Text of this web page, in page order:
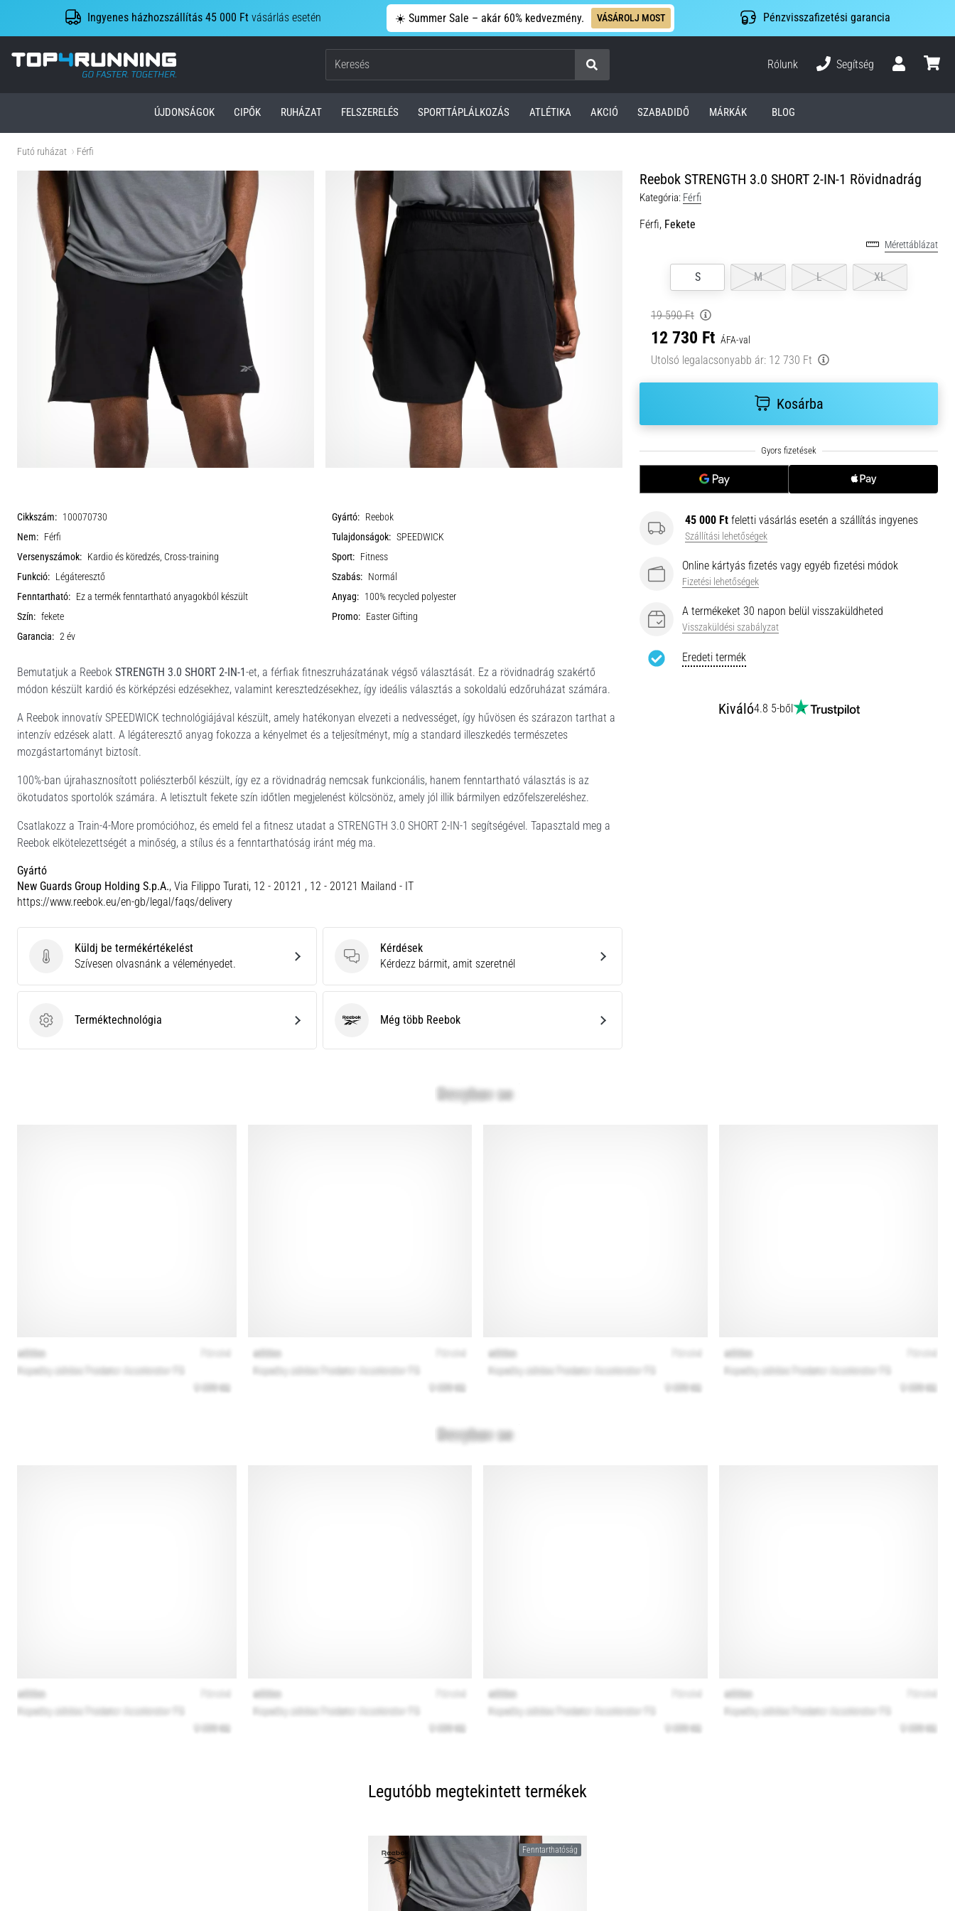
Ingyenes házhozszállítás 45 000 Ft vásárlás esetén ☀️ Summer Sale – akár 60% kedvezmény. VÁSÁROLJ MOST Pénzvisszafizetési garancia
Top4Running.hu
Keresés
Rólunk
Segítség
ÚJDONSÁGOK CIPŐK RUHÁZAT FELSZERELÉS SPORTTÁPLÁLKOZÁS ATLÉTIKA AKCIÓ SZABADIDŐ MÁRKÁK BLOG
Futó ruházat Férfi
Reebok STRENGTH 3.0 SHORT 2-IN-1 Rövidnadrág
Kategória: Férfi
Férfi, Fekete
Mérettáblázat
S M L XL
19 590 Ft
12 730 Ft ÁFA-val
Utolsó legalacsonyabb ár: 12 730 Ft
Kosárba
45 000 Ft feletti vásárlás esetén a szállítás ingyenes
Szállítási lehetőségek
Online kártyás fizetés vagy egyéb fizetési módok
Fizetési lehetőségek
A termékeket 30 napon belül visszaküldheted
Visszaküldési szabályzat
Eredeti termék
Kiváló4.8 5-ből
Cikkszám: 100070730 Gyártó: Reebok
Nem: Férfi Tulajdonságok: SPEEDWICK
Versenyszámok: Kardio és köredzés, Cross-training Sport: Fitness
Funkció: Légáteresztő Szabás: Normál
Fenntartható: Ez a termék fenntartható anyagokból készült Anyag: 100% recycled polyester
Szín: fekete Promo: Easter Gifting
Garancia: 2 év
Bemutatjuk a Reebok STRENGTH 3.0 SHORT 2-IN-1-et, a férfiak fitneszruházatának végső választását. Ez a rövidnadrág szakértő
módon készült kardió és körképzési edzésekhez, valamint keresztedzésekhez, így ideális választás a sokoldalú edzőruházat számára.
A Reebok innovatív SPEEDWICK technológiájával készült, amely hatékonyan elvezeti a nedvességet, így hűvösen és szárazon tarthat a
intenzív edzések alatt. A légáteresztő anyag fokozza a kényelmet és a teljesítményt, míg a standard illeszkedés természetes
mozgástartományt biztosít.
100%-ban újrahasznosított poliészterből készült, így ez a rövidnadrág nemcsak funkcionális, hanem fenntartható választás is az
ökotudatos sportolók számára. A letisztult fekete szín időtlen megjelenést kölcsönöz, amely jól illik bármilyen edzőfelszereléshez.
Csatlakozz a Train-4-More promócióhoz, és emeld fel a fitnesz utadat a STRENGTH 3.0 SHORT 2-IN-1 segítségével. Tapasztald meg a
Reebok elkötelezettségét a minőség, a stílus és a fenntarthatóság iránt még ma.
Gyártó
New Guards Group Holding S.p.A., Via Filippo Turati, 12 - 20121 , 12 - 20121 Mailand - IT
https://www.reebok.eu/en-gb/legal/faqs/delivery
Küldj be termékértékelést
Küldj be termékértékelést
Szívesen olvasnánk a véleményedet.
Kérdések
Kérdések
Kérdezz bármit, amit szeretnél
Terméktechnológia
Terméktechnológia ReebokMég több Reebok
Legutóbb megtekintett termékek
Fenntarthatóság